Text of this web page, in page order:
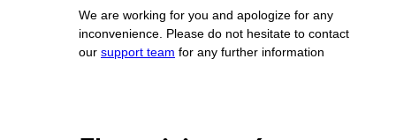
We are working for you and apologize for any
inconvenience. Please do not hesitate to contact
our support team for any further information